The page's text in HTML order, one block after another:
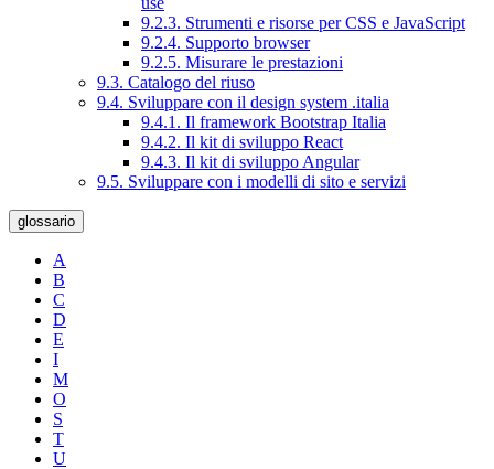
9.2.3. Strumenti e risorse per CSS e JavaScript
9.2.4. Supporto browser
9.2.5. Misurare le prestazioni
9.3. Catalogo del riuso
9.4. Sviluppare con il design system .italia
9.4.1. Il framework Bootstrap Italia
9.4.2. Il kit di sviluppo React
9.4.3. Il kit di sviluppo Angular
9.5. Sviluppare con i modelli di sito e servizi
glossario
A
B
C
D
E
I
M
O
S
T
U